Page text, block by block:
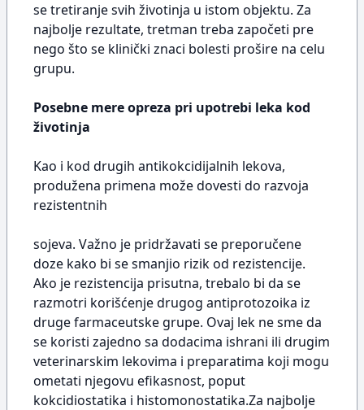
se tretiranje svih životinja u istom objektu. Za
najbolje rezultate, tretman treba započeti pre
nego što se klinički znaci bolesti prošire na celu
grupu.
Posebne mere opreza pri upotrebi leka kod
životinja
Kao i kod drugih antikokcidijalnih lekova,
produžena primena može dovesti do razvoja
rezistentnih
sojeva. Važno je pridržavati se preporučene
doze kako bi se smanjio rizik od rezistencije.
Ako je rezistencija prisutna, trebalo bi da se
razmotri korišćenje drugog antiprotozoika iz
druge farmaceutske grupe. Ovaj lek ne sme da
se koristi zajedno sa dodacima ishrani ili drugim
veterinarskim lekovima i preparatima koji mogu
ometati njegovu efikasnost, poput
kokcidiostatika i histomonostatika.Za najbolje